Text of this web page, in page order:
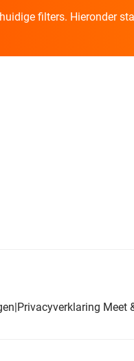
filters. Hieronder
|Privacyverklaring Meet